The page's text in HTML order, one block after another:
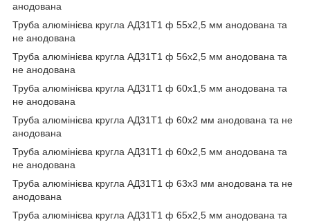
анодована
Труба алюмінієва кругла АД31Т1 ф 55х2,5 мм анодована та
не анодована
Труба алюмінієва кругла АД31Т1 ф 56х2,5 мм анодована та
не анодована
Труба алюмінієва кругла АД31Т1 ф 60х1,5 мм анодована та
не анодована
Труба алюмінієва кругла АД31Т1 ф 60х2 мм анодована та не
анодована
Труба алюмінієва кругла АД31Т1 ф 60х2,5 мм анодована та
не анодована
Труба алюмінієва кругла АД31Т1 ф 63х3 мм анодована та не
анодована
Труба алюмінієва кругла АД31Т1 ф 65х2,5 мм анодована та